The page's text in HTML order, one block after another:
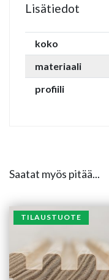
Lisätiedot
koko
materiaali
profiili
Saatat myös pitää...
TILAUSTUOTE